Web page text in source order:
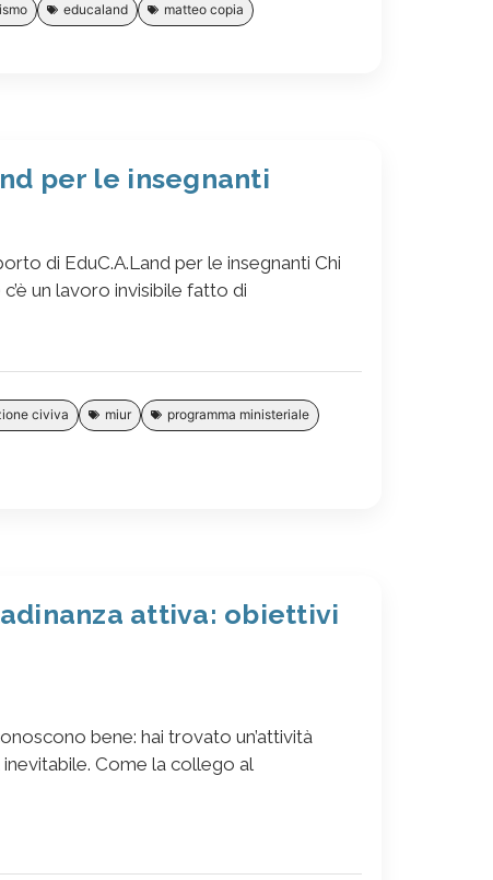
educaland matteo copia
per le insegnanti
di EduC.A.Land per le insegnanti Chi
un lavoro invisibile fatto di
civiva miur programma ministeriale
attiva: obiettivi
bene: hai trovato un’attività
Come la collego al